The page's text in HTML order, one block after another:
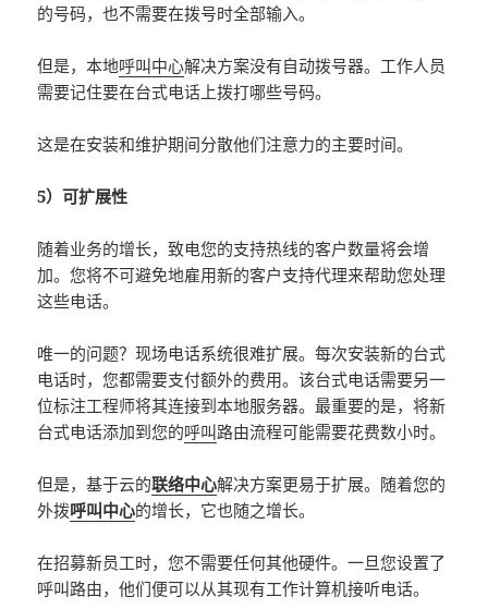
的号码，也不需要在拨号时全部输入。
但是，本地呼叫中心解决方案没有自动拨号器。工作人员
需要记住要在台式电话上拨打哪些号码。
这是在安装和维护期间分散他们注意力的主要时间。
5）可扩展性
随着业务的增长，致电您的支持热线的客户数量将会增
加。您将不可避免地雇用新的客户支持代理来帮助您处理
这些电话。
唯一的问题？现场电话系统很难扩展。每次安装新的台式
电话时，您都需要支付额外的费用。该台式电话需要另一
位标注工程师将其连接到本地服务器。最重要的是，将新
台式电话添加到您的呼叫路由流程可能需要花费数小时。
但是，基于云的联络中心解决方案更易于扩展。随着您的
外拨呼叫中心的增长，它也随之增长。
在招募新员工时，您不需要任何其他硬件。一旦您设置了
呼叫路由，他们便可以从其现有工作计算机接听电话。